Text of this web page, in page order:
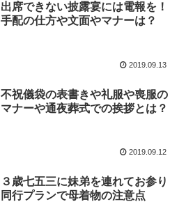
出席できない披露宴には電報を！
手配の仕方や文面やマナーは？
2019.09.13
不祝儀袋の表書きや礼服や喪服の
マナーや通夜葬式での挨拶とは？
2019.09.12
３歳七五三に妹弟を連れてお参り
同行プランで母着物の注意点